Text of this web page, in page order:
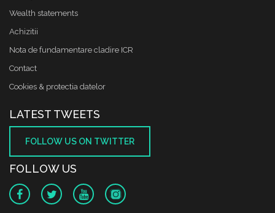
Wealth statements
Achizitii
Nota de fundamentare cladire ICR
Contact
Cookies & protectia datelor
LATEST TWEETS
FOLLOW US ON TWITTER
FOLLOW US